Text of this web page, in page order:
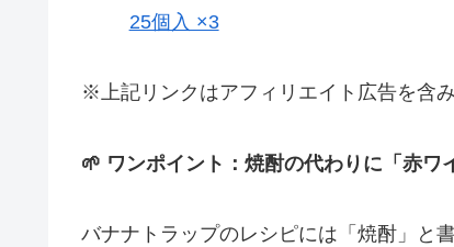
25個入 ×3
※上記リンクはアフィリエイト広告を含み
🌱 ワンポイント：焼酎の代わりに「赤ワ
バナナトラップのレシピには「焼酎」と